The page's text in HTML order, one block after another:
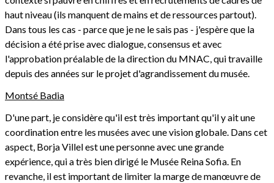
haut niveau (ils manquent de mains et de ressources partout).
Dans tous les cas - parce que je ne le sais pas - j'espère que la
décision a été prise avec dialogue, consensus et avec
l'approbation préalable de la direction du MNAC, qui travaille
depuis des années sur le projet d'agrandissement du musée.
Montsé Badia
D'une part, je considère qu'il est très important qu'il y ait une
coordination entre les musées avec une vision globale. Dans cet
aspect, Borja Villel est une personne avec une grande
expérience, qui a très bien dirigé le Musée Reina Sofia. En
revanche, il est important de limiter la marge de manœuvre de